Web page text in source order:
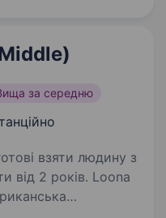
за середню
взяти людину з
2 років. Loona